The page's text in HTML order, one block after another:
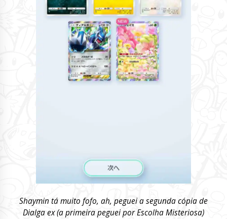
Shaymin tá muito fofo, ah, peguei a segunda cópia de
Dialga ex (a primeira peguei por Escolha Misteriosa)